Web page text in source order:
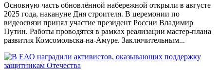
Основную часть обновлённой набережной открыли в августе
2025 года, накануне Дня строителя. В церемонии по
видеосвязи принял участие президент России Владимир
Путин. Работы проводятся в рамках реализации мастер-плана
развития Комсомольска-на-Амуре. Заключительным...